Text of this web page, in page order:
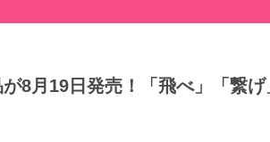
8月19日発売！「飛べ」「繋